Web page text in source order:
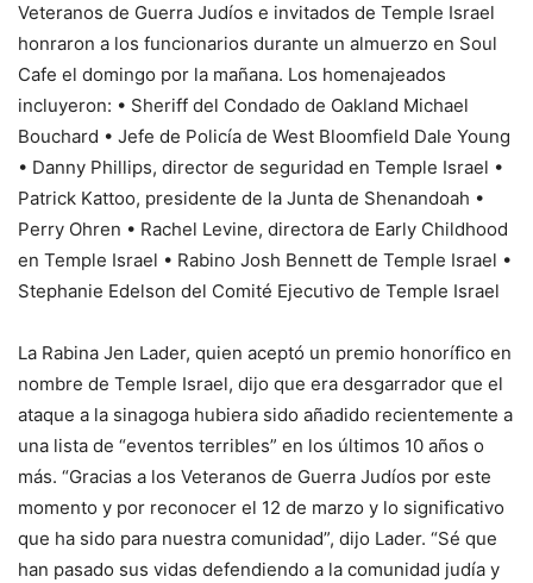
Veteranos de Guerra Judíos e invitados de Temple Israel
honraron a los funcionarios durante un almuerzo en Soul
Cafe el domingo por la mañana. Los homenajeados
incluyeron: • Sheriff del Condado de Oakland Michael
Bouchard • Jefe de Policía de West Bloomfield Dale Young
• Danny Phillips, director de seguridad en Temple Israel •
Patrick Kattoo, presidente de la Junta de Shenandoah •
Perry Ohren • Rachel Levine, directora de Early Childhood
en Temple Israel • Rabino Josh Bennett de Temple Israel •
Stephanie Edelson del Comité Ejecutivo de Temple Israel
La Rabina Jen Lader, quien aceptó un premio honorífico en
nombre de Temple Israel, dijo que era desgarrador que el
ataque a la sinagoga hubiera sido añadido recientemente a
una lista de “eventos terribles” en los últimos 10 años o
más. “Gracias a los Veteranos de Guerra Judíos por este
momento y por reconocer el 12 de marzo y lo significativo
que ha sido para nuestra comunidad”, dijo Lader. “Sé que
han pasado sus vidas defendiendo a la comunidad judía y